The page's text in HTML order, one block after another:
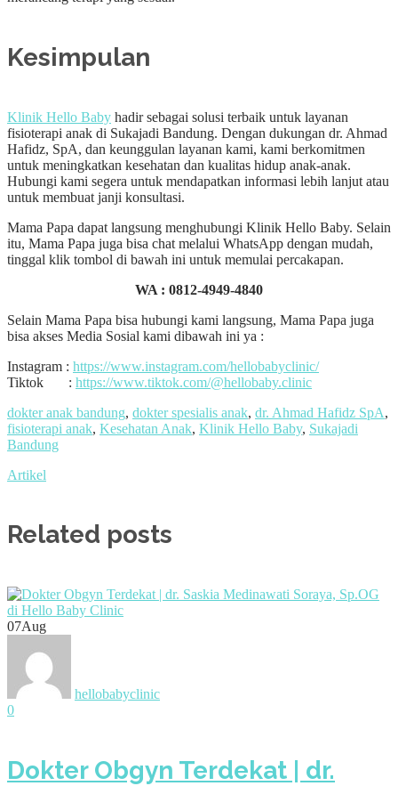
Kesimpulan
Klinik Hello Baby hadir sebagai solusi terbaik untuk layanan
fisioterapi anak di Sukajadi Bandung. Dengan dukungan dr. Ahmad
Hafidz, SpA, dan keunggulan layanan kami, kami berkomitmen
untuk meningkatkan kesehatan dan kualitas hidup anak-anak.
Hubungi kami segera untuk mendapatkan informasi lebih lanjut atau
untuk membuat janji konsultasi.
Mama Papa dapat langsung menghubungi Klinik Hello Baby. Selain
itu, Mama Papa juga bisa chat melalui WhatsApp dengan mudah,
tinggal klik tombol di bawah ini untuk memulai percakapan.
WA : 0812-4949-4840
Selain Mama Papa bisa hubungi kami langsung, Mama Papa juga
bisa akses Media Sosial kami dibawah ini ya :
Instagram : https://www.instagram.com/hellobabyclinic/
Tiktok : https://www.tiktok.com/@hellobaby.clinic
dokter anak bandung, dokter spesialis anak, dr. Ahmad Hafidz SpA,
fisioterapi anak, Kesehatan Anak, Klinik Hello Baby, Sukajadi
Bandung
Artikel
Related posts
07Aug
hellobabyclinic
0
Dokter Obgyn Terdekat | dr.